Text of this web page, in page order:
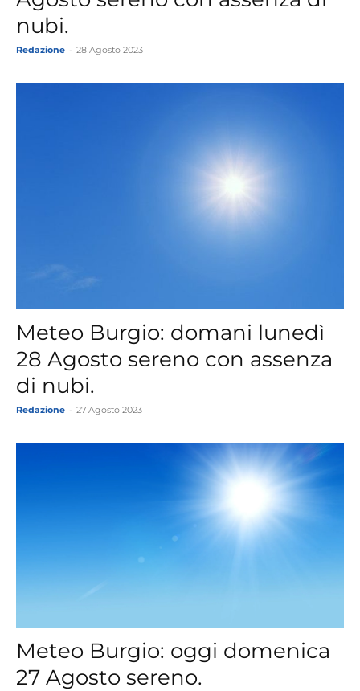
nubi.
Redazione 28 Agosto 2023
Meteo Burgio: domani lunedì
28 Agosto sereno con assenza
di nubi.
Redazione 27 Agosto 2023
Meteo Burgio: oggi domenica
27 Agosto sereno.